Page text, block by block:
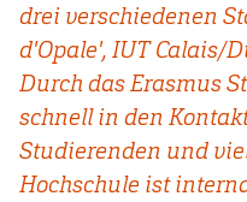
drei verschiedenen
d'Opale', IUT Calais/
Durch das Erasmus
schnell in den
Studierenden und
Hochschule ist